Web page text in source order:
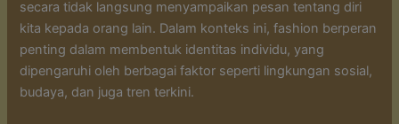
secara tidak langsung menyampaikan pesan tentang diri
kita kepada orang lain. Dalam konteks ini, fashion berperan
penting dalam membentuk identitas individu, yang
dipengaruhi oleh berbagai faktor seperti lingkungan sosial,
budaya, dan juga tren terkini.